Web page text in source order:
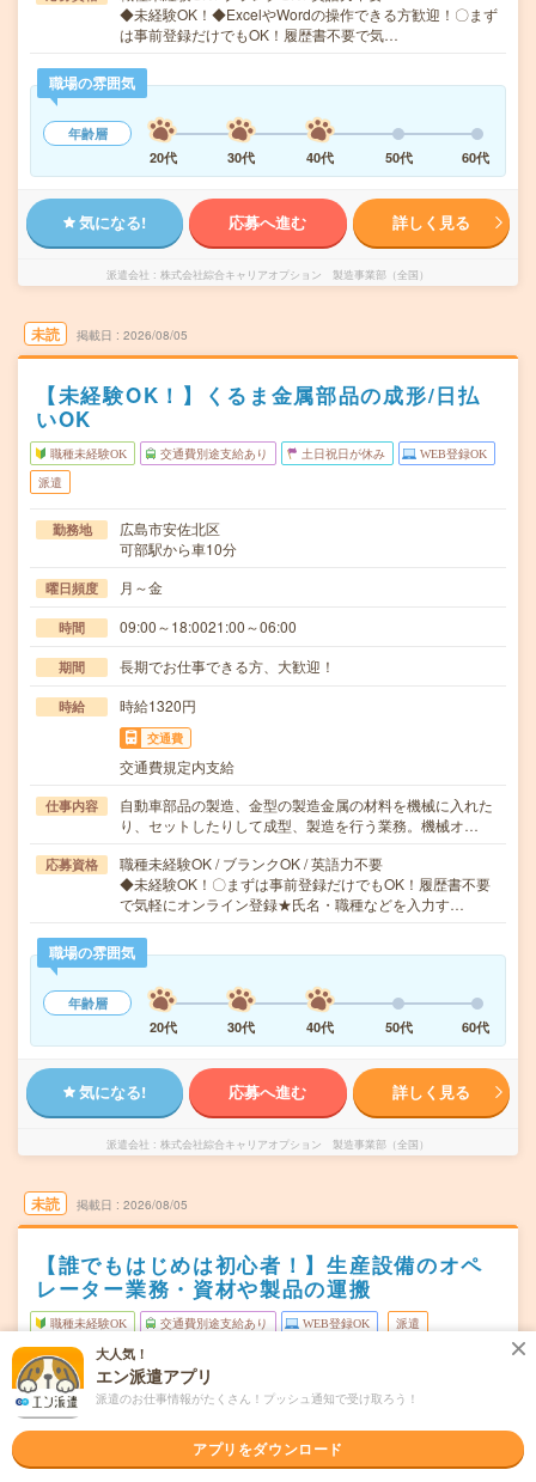
◆未経験OK！◆ExcelやWordの操作できる方歓迎！〇まず
は事前登録だけでもOK！履歴書不要で気…
職場の雰囲気
年齢層
20代
30代 40代 50代 60代
気になる! 応募へ進む 詳しく見る
派遣会社 株式会社綜合キャリアオプション 製造事業部（全国）
未読 掲載日 2026/08/05
【未経験OK！】くるま金属部品の成形/日払
いOK
職種未経験OK 交通費別途支給あり 土日祝日が休み WEB登録OK
派遣
勤務地
広島市安佐北区
可部駅から車10分
曜日頻度 月～金
時間 09:00～18:0021:00～06:00
期間 長期でお仕事できる方、大歓迎！
時給 時給1320円
交通費
交通費規定内支給
仕事内容
自動車部品の製造、金型の製造金属の材料を機械に入れた
り、セットしたりして成型、製造を行う業務。機械オ…
応募資格
職種未経験OK / ブランクOK / 英語力不要
◆未経験OK！〇まずは事前登録だけでもOK！履歴書不要
で気軽にオンライン登録★氏名・職種などを入力す…
職場の雰囲気
年齢層
20代
30代 40代 50代 60代
気になる! 応募へ進む 詳しく見る
派遣会社 株式会社綜合キャリアオプション 製造事業部（全国）
未読 掲載日 2026/08/05
【誰でもはじめは初心者！】生産設備のオペ
レーター業務・資材や製品の運搬
職種未経験OK 交通費別途支給あり WEB登録OK 派遣
勤務地
広島県東広島市
八本松駅から車10分
曜日頻度 シフト制
時間 07:00～16:0019:00～04:00
大人気！
エン派遣アプリ
派遣のお仕事情報がたくさん！プッシュ通知で受け取ろう！
アプリをダウンロード